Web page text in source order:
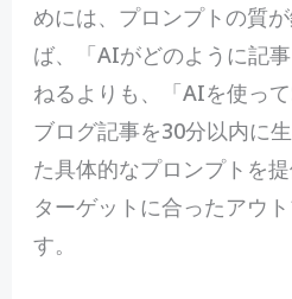
めには、プロンプトの質
ば、「AIがどのように記
ねるよりも、「AIを使っ
ブログ記事を30分以内に
た具体的なプロンプトを
ターゲットに合ったアウ
す。